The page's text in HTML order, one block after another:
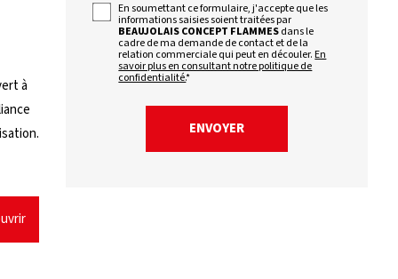
à
En soumettant ce formulaire, j'accepte que les
informations saisies soient traitées par
BEAUJOLAIS CONCEPT FLAMMESdans le
cadre de ma demande de contact et de la
relation commerciale qui peut en découler.En
savoir plus en consultant notre politique de
confidentialité.*